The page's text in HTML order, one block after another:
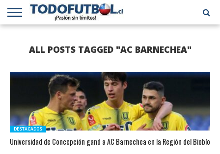
CHILENA
EN EL
MUNDO
INTERNACIONAL
ALL POSTS TAGGED "AC BARNECHEA"
DESTACADOS
Universidad de Concepción ganó a AC Barnechea en la Región del Biobío